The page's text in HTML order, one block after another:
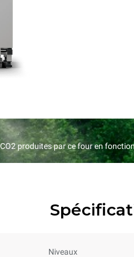
produites par ce four en
Niveaux